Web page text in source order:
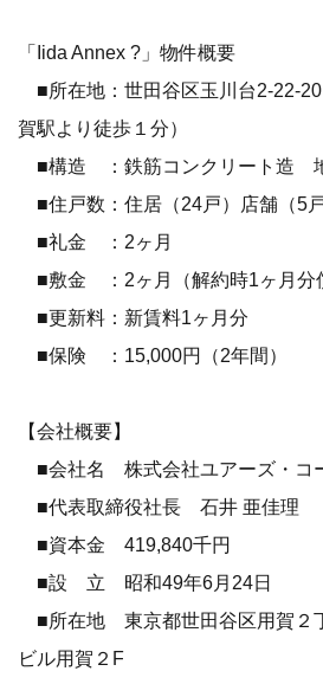
「Iida Annex ?」物件概要
■所在地：世田谷区玉川台2-22-
賀駅より徒歩１分）
■構造 ：鉄筋コンクリート造
■住戸数：住居（24戸）店舗（5戸
■礼金 ：2ヶ月
■敷金 ：2ヶ月（解約時1ヶ月分
■更新料：新賃料1ヶ月分
■保険 ：15,000円（2年間）
【会社概要】
■会社名 株式会社ユアーズ・コ
■代表取締役社長 石井 亜佳理
■資本金 419,840千円
■設 立 昭和49年6月24日
■所在地 東京都世田谷区用賀２
ビル用賀２F